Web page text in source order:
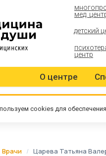
центр
мед.
детский
О центре
cookies для
Врачи / Царева Татьяна